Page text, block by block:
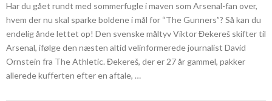
Har du gået rundt med sommerfugle i maven som Arsenal-fan over,
hvem der nu skal sparke boldene i mål for “The Gunners”? Så kan du
endelig ånde lettet op! Den svenske måltyv Viktor Đekereš skifter til
Arsenal, ifølge den næsten altid velinformerede journalist David
Ornstein fra The Athletic. Đekereš, der er 27 år gammel, pakker
allerede kufferten efter en aftale, …